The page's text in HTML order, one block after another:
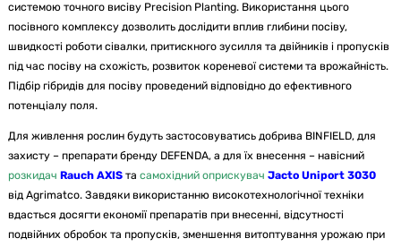
системою точного висіву Precision Planting. Використання цього
посівного комплексу дозволить дослідити вплив глибини посіву,
швидкості роботи сівалки, притискного зусилля та двійників і пропусків
під час посіву на схожість, розвиток кореневої системи та врожайність.
Підбір гібридів для посіву проведений відповідно до ефективного
потенціалу поля.
Для живлення рослин будуть застосовуватись добрива BINFIELD, для
захисту – препарати бренду DEFENDA, а для їх внесення – навісний
розкидач Rauch AXISта самохідний оприскувач Jacto Uniport 3030
від Аgrimatco. Завдяки використанню високотехнологічної техніки
вдасться досягти економії препаратів при внесенні, відсутності
подвійних обробок та пропусків, зменшення витоптування урожаю при